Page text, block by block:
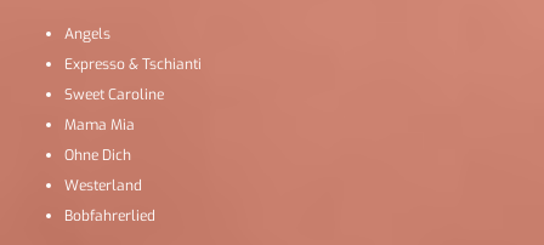
Angels
Expresso & Tschianti
Sweet Caroline
Mama Mia
Ohne Dich
Westerland
Bobfahrerlied